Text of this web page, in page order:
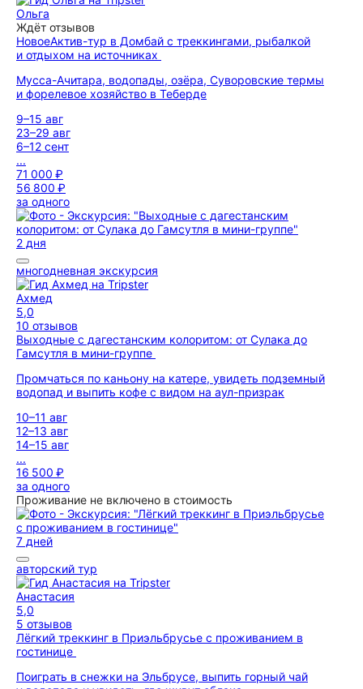
Ольга
Ждёт отзывов
НовоеАктив-тур в Домбай с треккингами, рыбалкой
и отдыхом на источниках
Мусса-Ачитара, водопады, озёра, Суворовские термы
и форелевое хозяйство в Теберде
9–15 авг
23–29 авг
6–12 сент
...
71 000 ₽
56 800 ₽
за одного
2 дня
многодневная экскурсия
Ахмед
5,0
10 отзывов
Выходные с дагестанским колоритом: от Сулака до
Гамсутля в мини-группе
Промчаться по каньону на катере, увидеть подземный
водопад и выпить кофе с видом на аул-призрак
10–11 авг
12–13 авг
14–15 авг
...
16 500 ₽
за одного
Проживание не включено в стоимость
7 дней
авторский тур
Анастасия
5,0
5 отзывов
Лёгкий треккинг в Приэльбрусье с проживанием в
гостинице
Поиграть в снежки на Эльбрусе, выпить горный чай